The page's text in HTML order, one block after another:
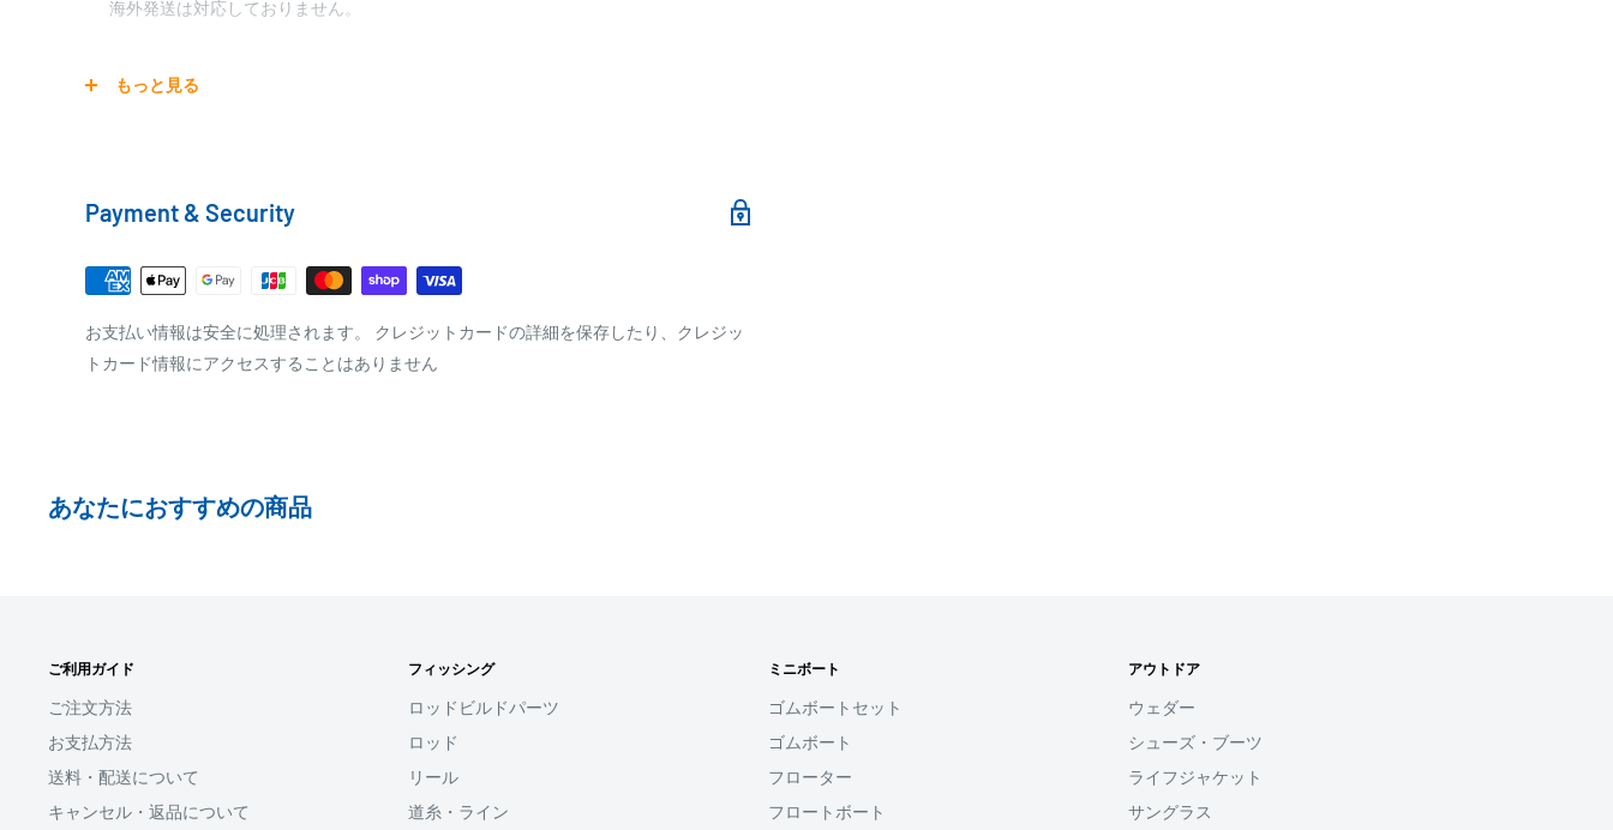
※商品の発送はお客様のご入金を当方で確認後となります
PAYPAY
PayPay株式会社が提供するキャッシュレス決済サービスです。
お支払い時、PayPayの残高不足にてお支払いが行われなかった場合、再度お支
払い手続きをいただきますようお願いいたします。
スマートフォン・タブレットを使ってご注文の方にご利用頂けるサービスとなり
ます。
Shop Payにてメールアドレスと携帯電話番号を登録すると、次回購入時にメール
アドレスと携帯電話番号宛てに送られる6桁のショップペイコード(SMS認証)を入
力するだけで、配送先やクレジットカード情報を再度入力することなく、簡単に
海外発送は対応しておりません。
宅配便
梱包サイズが160cm以内となります
全重量が30kg以内となります
ご注文内容によっては、2便に分けさせて頂く場合がございます
在庫がございましたら7営業日以内にお届けいたします
商品の出荷が遅れる場合はメールでご連絡致します
もっと見る
Payment & Security
お支払い情報は安全に処理されます。 クレジットカードの詳細を保存したり、クレジッ
トカード情報にアクセスすることはありません
あなたにおすすめの商品
ご利用ガイド
ご注文方法
お支払方法
送料・配送について
キャンセル・返品について
フィッシング
ロッドビルドパーツ
ロッド
リール
道糸・ライン
ミニボート
ゴムボートセット
ゴムボート
フローター
フロートボート
アウトドア
ウェダー
シューズ・ブーツ
ライフジャケット
サングラス